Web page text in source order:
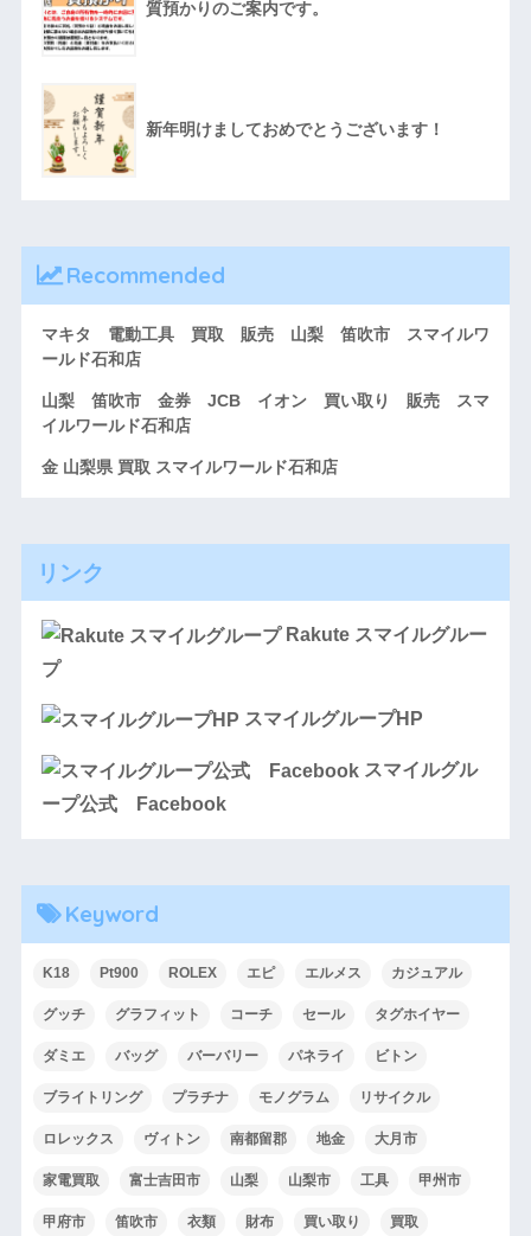
質預かりのご案内です。
新年明けましておめでとうございます！
Recommended
マキタ 電動工具 買取 販売 山梨 笛吹市 スマイルワ
ールド石和店
山梨 笛吹市 金券 JCB イオン 買い取り 販売 スマ
イルワールド石和店
金 山梨県 買取 スマイルワールド石和店
リンク
Rakute スマイルグルー
プ
スマイルグループHP
スマイルグル
ープ公式 Facebook
Keyword
K18 Pt900 ROLEX エピ エルメス カジュアル
グッチ グラフィット コーチ セール タグホイヤー
ダミエ バッグ バーバリー パネライ ビトン
ブライトリング プラチナ モノグラム リサイクル
ロレックス ヴィトン 南都留郡 地金 大月市
家電買取 富士吉田市 山梨 山梨市 工具 甲州市
甲府市 笛吹市 衣類 財布 買い取り 買取